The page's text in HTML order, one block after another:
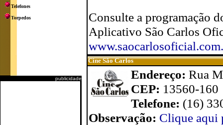
Telefones
Torpedos
publicidade
Consulte a programação
Aplicativo São Carlos
Cine São Carlos
Endereço: Rua
CEP: 13560-160
Telefone: (16)
Observação: Clique aqui